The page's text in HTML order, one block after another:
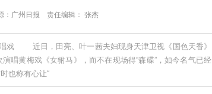
广州日报 责任编辑： 张杰
唱戏 近日，田亮、叶一茜夫妇现身天津卫视《国色天香》
唱黄梅戏《女驸马》，而不在现场得“森碟”，如今名气已经
也称有心让“